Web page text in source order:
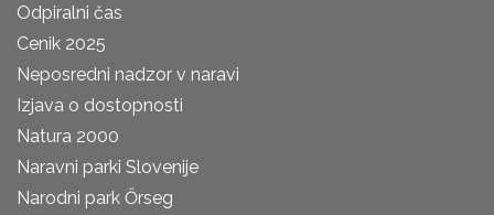
Odpiralni čas
Cenik 2025
Neposredni nadzor v naravi
Izjava o dostopnosti
Natura 2000
Naravni parki Slovenije
Narodni park Őrseg